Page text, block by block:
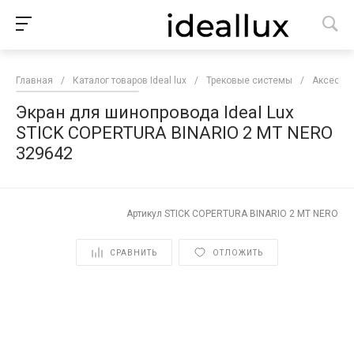
Главная / Каталог товаров Ideal lux / Трековые системы /
Экран для шинопровода Ideal Lux
STICK COPERTURA BINARIO 2 MT NERO
329642
Артикул STICK COPERTURA BINARIO 2 MT NERO
СРАВНИТЬ ОТЛОЖИТЬ